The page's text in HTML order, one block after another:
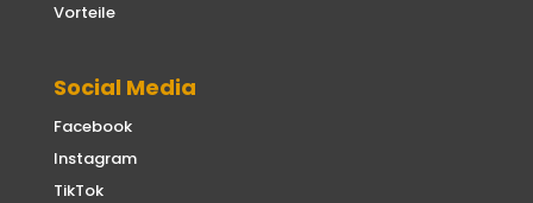
Vorteile
Social Media
Facebook
Instagram
TikTok